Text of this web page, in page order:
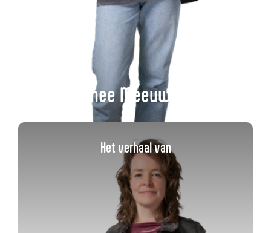
Esmee Meeuwisse
Het verhaal van